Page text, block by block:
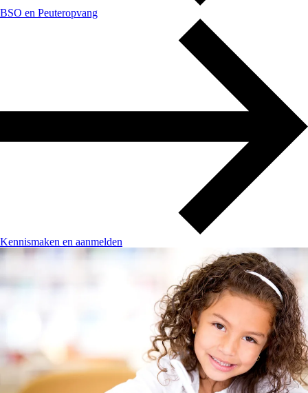
BSO en Peuteropvang
Kennismaken en aanmelden